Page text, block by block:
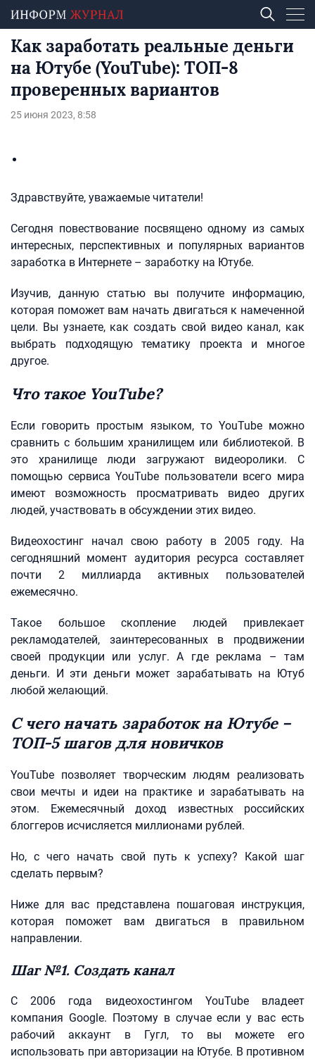
Как заработать реальные деньги
на Ютубе (YouTube): ТОП-8
проверенных вариантов
25 июня 2023, 8:58
Здравствуйте, уважаемые читатели!
Сегодня повествование посвящено одному из самых
интересных, перспективных и популярных вариантов
заработка в Интернете – заработку на Ютубе.
Изучив, данную статью вы получите информацию,
которая поможет вам начать двигаться к намеченной
цели. Вы узнаете, как создать свой видео канал, как
выбрать подходящую тематику проекта и многое
другое.
Что такое YouTube?
Если говорить простым языком, то YouTube можно
сравнить с большим хранилищем или библиотекой. В
это хранилище люди загружают видеоролики. С
помощью сервиса YouTube пользователи всего мира
имеют возможность просматривать видео других
людей, участвовать в обсуждении этих видео.
Видеохостинг начал свою работу в 2005 году. На
сегодняшний момент аудитория ресурса составляет
почти 2 миллиарда активных пользователей
ежемесячно.
Такое большое скопление людей привлекает
рекламодателей, заинтересованных в продвижении
своей продукции или услуг. А где реклама – там
деньги. И эти деньги может зарабатывать на Ютуб
любой желающий.
С чего начать заработок на Ютубе –
ТОП-5 шагов для новичков
YouTube позволяет творческим людям реализовать
свои мечты и идеи на практике и зарабатывать на
этом. Ежемесячный доход известных российских
блоггеров исчисляется миллионами рублей.
Но, с чего начать свой путь к успеху? Какой шаг
сделать первым?
Ниже для вас представлена пошаговая инструкция,
которая поможет вам двигаться в правильном
направлении.
Шаг №1. Создать канал
С 2006 года видеохостингом YouTube владеет
компания Google. Поэтому в случае если у вас есть
рабочий аккаунт в Гугл, то вы можете его
использовать при авторизации на Ютубе. В противном